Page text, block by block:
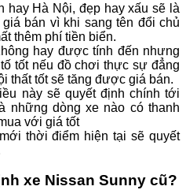
hay Hà Nội, đẹp hay xấu sẽ là
bán vì khi sang tên đổi chủ
thêm phí tiền biển.
hay được tính đến nhưng
tốt nếu đồ chơi thực sự đẳng
thất tốt sẽ tăng được giá bán.
này sẽ quyết định chính tới
những dòng xe nào có thanh
với giá tốt
thời điểm hiện tại sẽ quyết
xe Nissan Sunny cũ?